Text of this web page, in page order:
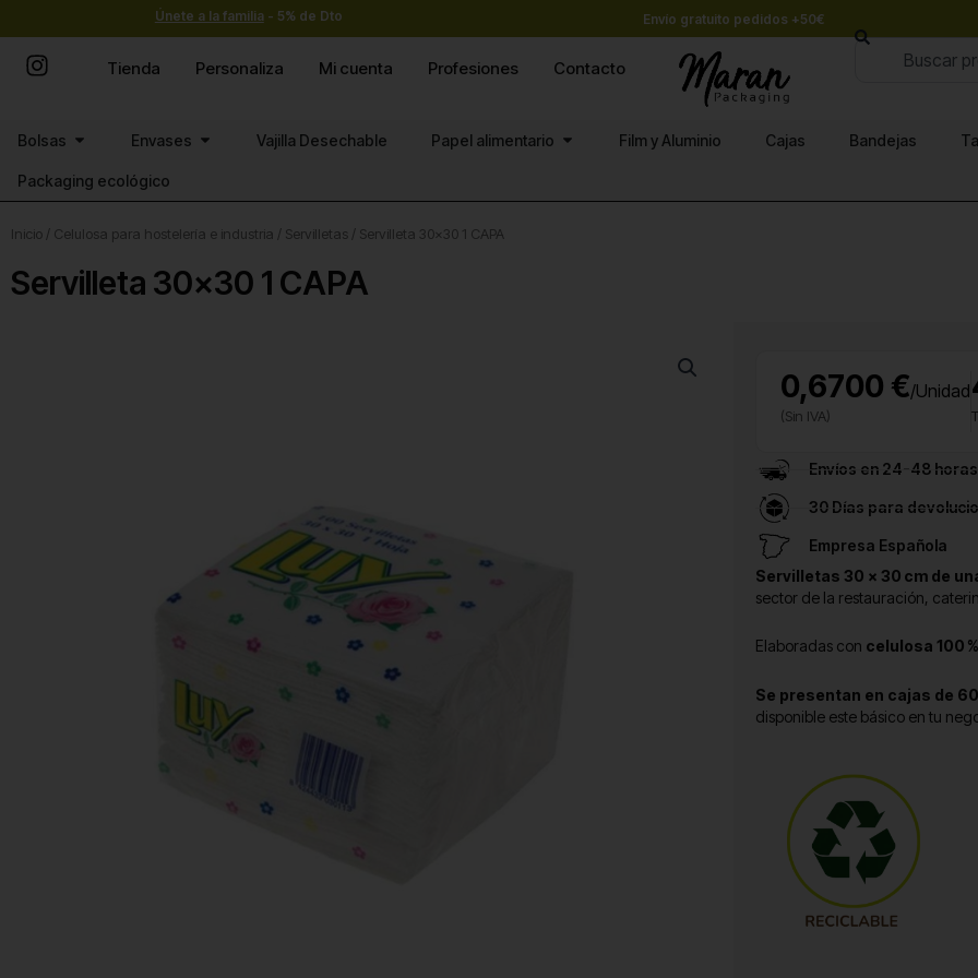
contenido
Únete a la familia- 5% de Dto Envío gratuito pedidos +50€
Tienda Personaliza Mi cuenta Profesiones Contacto
Buscar
Bolsas Abrir Bolsas
Envases Abrir EnvasesVajilla Desechable Papel alimentario Abrir Papel alimentario
Film y Aluminio Cajas Bandejas
Packaging ecológico
Inicio / Celulosa para hostelería e industria / Servilletas / Servilleta 30×30 1 CAPA
Servilleta 30×30 1 CAPA
0,6700 €/Unidad
(Sin IVA)
Envíos en 24-48 horas
30 Días para
Empresa Española
Servilletas 30 × 30 cm de
sector de la restauración,
Elaboradas con celulosa 100
Se presentan en cajas de
disponible este básico en tu